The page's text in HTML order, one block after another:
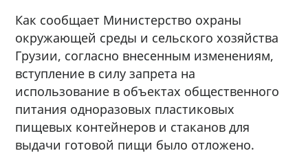
Как сообщает Министерство охраны
окружающей среды и сельского хозяйства
Грузии, согласно внесенным изменениям,
вступление в силу запрета на
использование в объектах общественного
питания одноразовых пластиковых
пищевых контейнеров и стаканов для
выдачи готовой пищи было отложено.